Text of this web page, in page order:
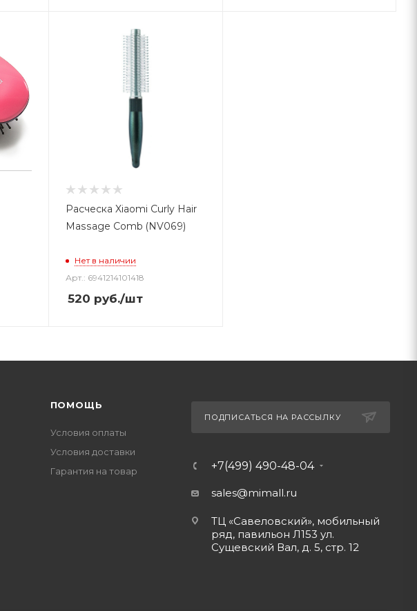
Расческа Xiaomi Curly Hair
Massage Comb (NV069)
Нет в наличии
Арт.: 6941214101418
520 руб./шт
ПОМОЩЬ
Условия оплаты
Условия доставки
Гарантия на товар
ПОДПИСАТЬСЯ НА РАССЫЛКУ
+7(499) 490-48-04
sales@mimall.ru
ТЦ «Савеловский», мобильный
ряд, павильон Л153 ул.
Сущевский Вал, д. 5, стр. 12